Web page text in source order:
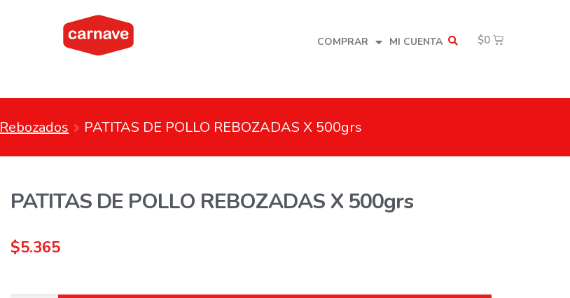
COMPRAR MI CUENTA $0
Rebozados PATITAS DE POLLO REBOZADAS X 500grs
PATITAS DE POLLO REBOZADAS X 500grs
$5.365